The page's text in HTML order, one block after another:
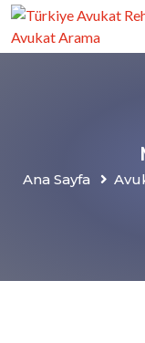
Ana Sayfa